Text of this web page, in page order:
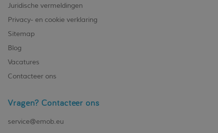
Juridische vermeldingen
Privacy- en cookie verklaring
Sitemap
Blog
Vacatures
Contacteer ons
Vragen? Contacteer ons
service@emob.eu